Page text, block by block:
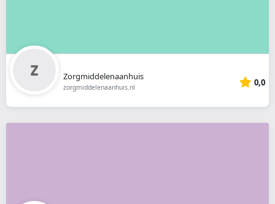
Zorgmiddelenaanhuis
zorgmiddelenaanhuis.nl 0,0